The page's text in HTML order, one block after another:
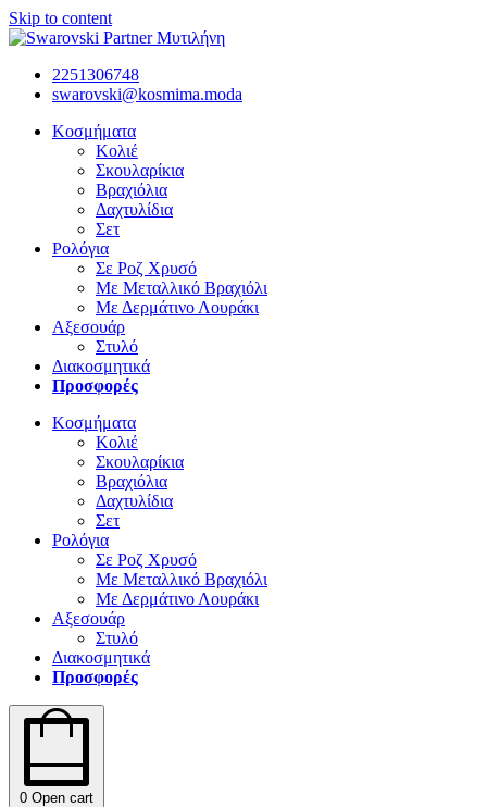
Skip to content
2251306748
swarovski@kosmima.moda
Κοσμήματα
Κολιέ
Σκουλαρίκια
Βραχιόλια
Δαχτυλίδια
Σετ
Ρολόγια
Σε Ροζ Χρυσό
Με Μεταλλικό Βραχιόλι
Με Δερμάτινο Λουράκι
Αξεσουάρ
Στυλό
Διακοσμητικά
Προσφορές
Κοσμήματα
Κολιέ
Σκουλαρίκια
Βραχιόλια
Δαχτυλίδια
Σετ
Ρολόγια
Σε Ροζ Χρυσό
Με Μεταλλικό Βραχιόλι
Με Δερμάτινο Λουράκι
Αξεσουάρ
Στυλό
Διακοσμητικά
Προσφορές
0 Open cart